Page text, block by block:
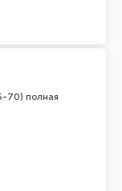
70) полная